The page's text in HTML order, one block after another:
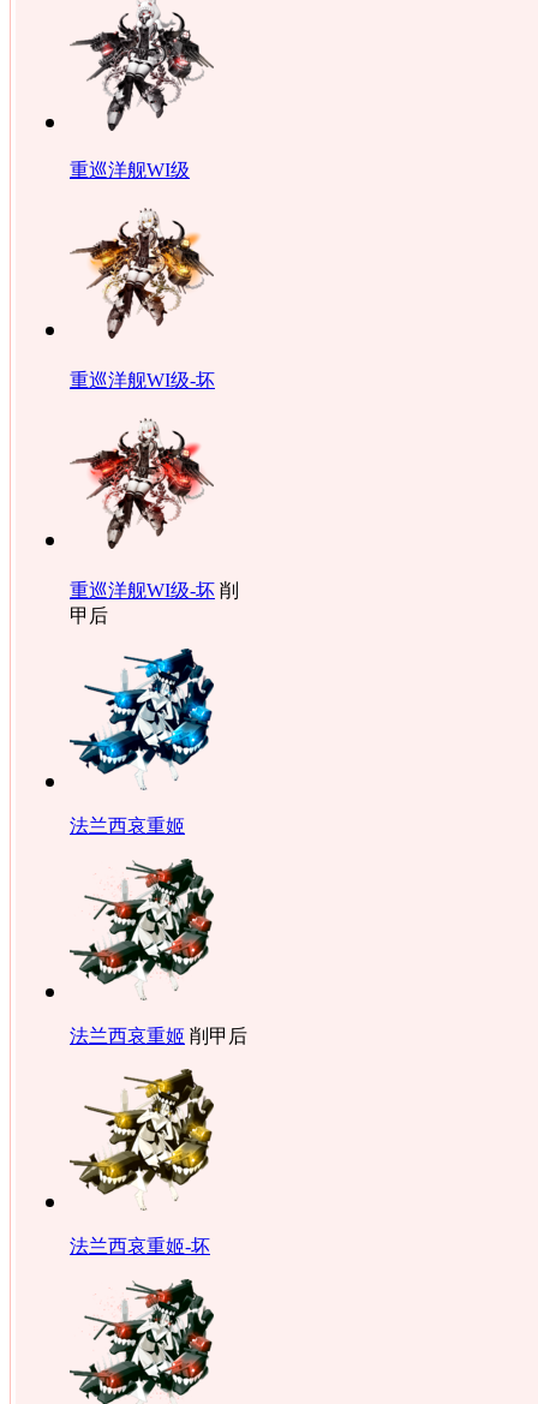
重巡洋舰WI级
重巡洋舰WI级-坏
重巡洋舰WI级-坏 削
甲后
法兰西哀重姬
法兰西哀重姬 削甲后
法兰西哀重姬-坏